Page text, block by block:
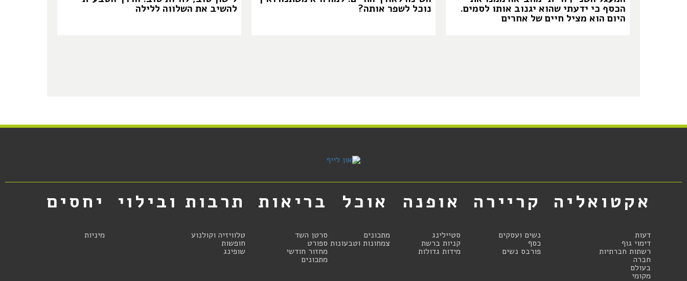
הכסף כי ידעתי שהוא יגנוב אותו לסמים.
היום הוא מציל חיים של אחרים
נוכל לשפר אותה? להשיב את השלווה ללילה
אקטואליה
דעות
דימוי גוף
רשתות חברתיות
חברה
בעולם
מקומי
קריירה
נשים ועסקים
כסף
פורבס נשים
אופנה
סטיילינג
קניות ברשת
מידות גדולות
אוכל
מתכונים
צמחונות וטבעונות
בריאות
סרטן השד
ספורט
מחזור חודשי
מתכונים
תרבות ובילוי
טלוויזיה וקולנוע
חופשות
שופינג
יחסים
מיניות